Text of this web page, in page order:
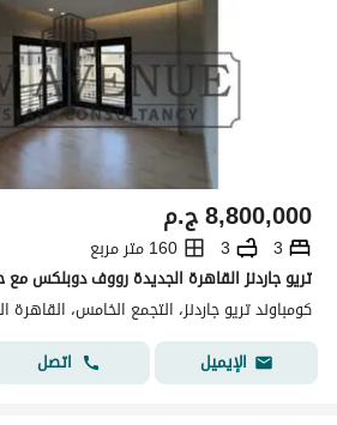
ج.م8,800,000
3
3
160 متر مربع
كومباوند تريو جاردنز، التجمع الخامس، القاهرة
الإيميل
اتصل